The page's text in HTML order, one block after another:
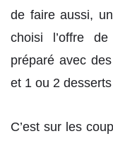
de faire aussi,
choisi l’offre
préparé avec
et 1 ou 2
C’est sur les